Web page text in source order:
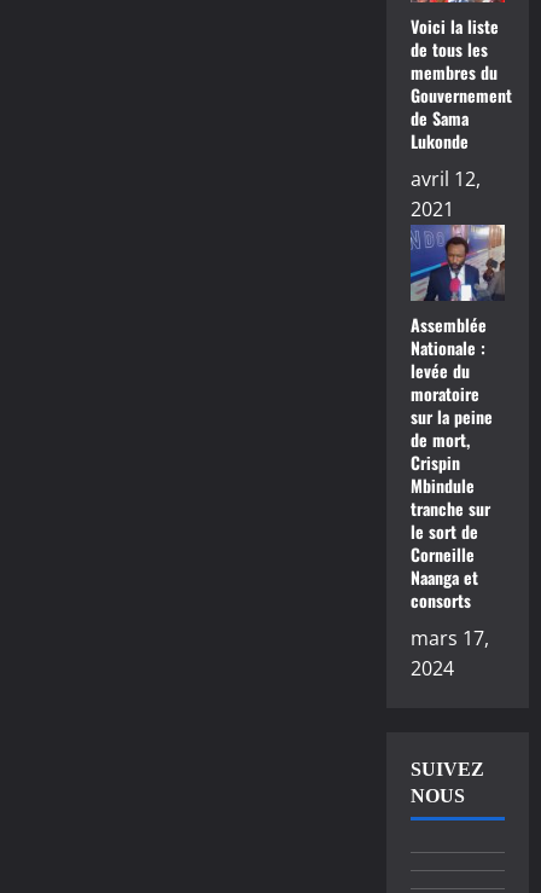
Voici la liste
de tous les
membres du
Gouvernement
de Sama
Lukonde
avril 12,
2021
Assemblée
Nationale :
levée du
moratoire
sur la peine
de mort,
Crispin
Mbindule
tranche sur
le sort de
Corneille
Naanga et
consorts
mars 17,
2024
SUIVEZ
NOUS